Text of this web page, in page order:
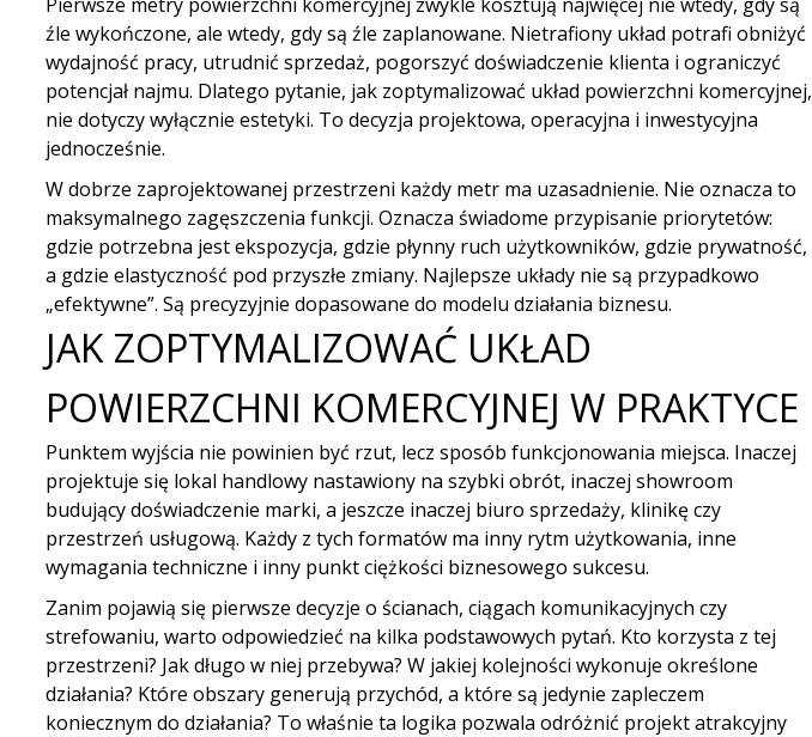
źle wykończone, ale wtedy, gdy są źle zaplanowane. Nietrafiony układ potrafi obniżyć
wydajność pracy, utrudnić sprzedaż, pogorszyć doświadczenie klienta i ograniczyć
potencjał najmu. Dlatego pytanie, jak zoptymalizować układ powierzchni komercyjnej,
nie dotyczy wyłącznie estetyki. To decyzja projektowa, operacyjna i inwestycyjna
jednocześnie.
W dobrze zaprojektowanej przestrzeni każdy metr ma uzasadnienie. Nie oznacza to
maksymalnego zagęszczenia funkcji. Oznacza świadome przypisanie priorytetów:
gdzie potrzebna jest ekspozycja, gdzie płynny ruch użytkowników, gdzie prywatność,
a gdzie elastyczność pod przyszłe zmiany. Najlepsze układy nie są przypadkowo
„efektywne”. Są precyzyjnie dopasowane do modelu działania biznesu.
JAK ZOPTYMALIZOWAĆ UKŁAD
POWIERZCHNI KOMERCYJNEJ W PRAKTYCE
Punktem wyjścia nie powinien być rzut, lecz sposób funkcjonowania miejsca. Inaczej
projektuje się lokal handlowy nastawiony na szybki obrót, inaczej showroom
budujący doświadczenie marki, a jeszcze inaczej biuro sprzedaży, klinikę czy
przestrzeń usługową. Każdy z tych formatów ma inny rytm użytkowania, inne
wymagania techniczne i inny punkt ciężkości biznesowego sukcesu.
Zanim pojawią się pierwsze decyzje o ścianach, ciągach komunikacyjnych czy
strefowaniu, warto odpowiedzieć na kilka podstawowych pytań. Kto korzysta z tej
przestrzeni? Jak długo w niej przebywa? W jakiej kolejności wykonuje określone
działania? Które obszary generują przychód, a które są jedynie zapleczem
koniecznym do działania? To właśnie ta logika pozwala odróżnić projekt atrakcyjny